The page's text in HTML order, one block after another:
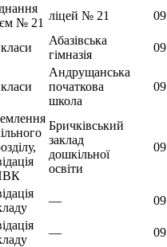
№ 21
ліцей № 21
Абазівська
гімназія
Андрущанська
початкова
школа
Бричківський
заклад
дошкільної
освіти
—
—